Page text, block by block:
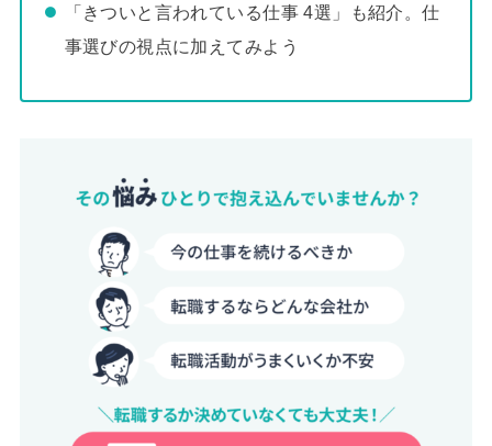
「きついと言われている仕事 4選」も紹介。仕
事選びの視点に加えてみよう